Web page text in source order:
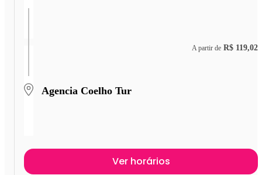
Agencia Coelho Tur
A partir de R$ 119,02
Ver horários